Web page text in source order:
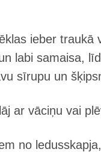
ieber traukā
labi samaisa,
sīrupu un
ar vāciņu vai
no